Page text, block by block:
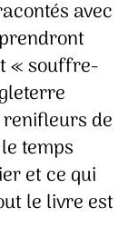
avec
« souffre-
renifleurs de
temps
et ce qui
le livre est